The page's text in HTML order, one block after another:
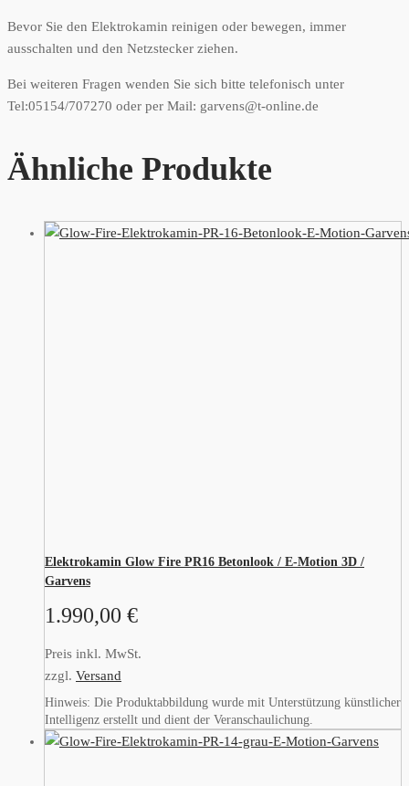
Bevor Sie den Elektrokamin reinigen oder bewegen, immer
ausschalten und den Netzstecker ziehen.
Bei weiteren Fragen wenden Sie sich bitte telefonisch unter
Tel:05154/707270 oder per Mail: garvens@t-online.de
Ähnliche Produkte
Elektrokamin Glow Fire PR16 Betonlook / E-Motion 3D /
Garvens
1.990,00 €
Preis inkl. MwSt.
zzgl. Versand
Hinweis: Die Produktabbildung wurde mit Unterstützung künstlicher
Intelligenz erstellt und dient der Veranschaulichung.